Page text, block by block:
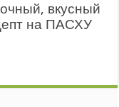
вкусный
на ПАСХУ